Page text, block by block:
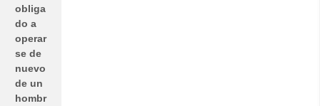
obliga
do a
operar
se de
nuevo
de un
hombr